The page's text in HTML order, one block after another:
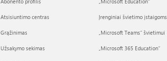
Atsisiuntimo centras
Grąžinimas
Užsakymo sekimas
Įrenginiai švietimo įstaigoms
„Microsoft Teams“ švietimui
„Microsoft 365 Education“